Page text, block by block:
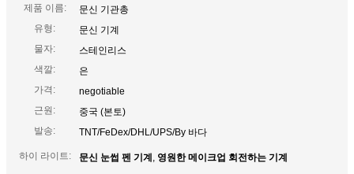
제품 이름:
문신 기관총
유형:
문신 기계
물자:
스테인리스
색깔:
은
가격:
negotiable
근원:
중국 (본토)
발송:
TNT/FeDex/DHL/UPS/By 바다
하이 라이트: 문신 눈썹 펜 기계, 영원한 메이크업 회전하는 기계